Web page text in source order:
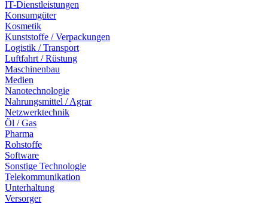
IT-Dienstleistungen
Konsumgüter
Kosmetik
Kunststoffe / Verpackungen
Logistik / Transport
Luftfahrt / Rüstung
Maschinenbau
Medien
Nanotechnologie
Nahrungsmittel / Agrar
Netzwerktechnik
Öl / Gas
Pharma
Rohstoffe
Software
Sonstige Technologie
Telekommunikation
Unterhaltung
Versorger